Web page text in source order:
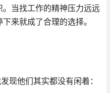
当找工作的精神压力远远
来就成了合理的选择。
现他们其实都没有闲着：